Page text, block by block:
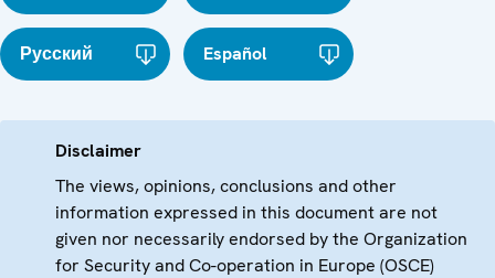
Русский Español
Disclaimer
The views, opinions, conclusions and other
information expressed in this document are not
given nor necessarily endorsed by the Organization
for Security and Co-operation in Europe (OSCE)